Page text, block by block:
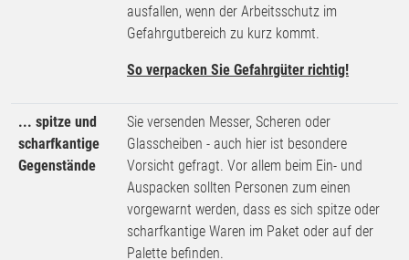
ausfallen, wenn der Arbeitsschutz im
Gefahrgutbereich zu kurz kommt.
So verpacken Sie Gefahrgüter richtig!
... spitze und
scharfkantige
Gegenstände
Sie versenden Messer, Scheren oder
Glasscheiben - auch hier ist besondere
Vorsicht gefragt. Vor allem beim Ein- und
Auspacken sollten Personen zum einen
vorgewarnt werden, dass es sich spitze oder
scharfkantige Waren im Paket oder auf der
Palette befinden.